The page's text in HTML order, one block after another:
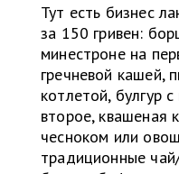
Тут есть бизнес
за 150 гривен:
минестроне на
гречневой кашей,
котлетой, булгур
второе, квашеная
чесноком или
традиционные